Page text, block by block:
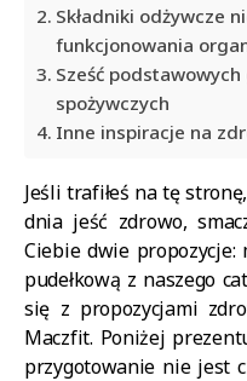
Składniki odżywcze
funkcjonowania
Sześć
spożywczych
Inne inspiracje na
Jeśli trafiłeś na tę
dnia jeść zdrowo,
Ciebie dwie propozycje:
pudełkową z naszego
się z propozycjami
Maczfit. Poniżej
przygotowanie nie jest